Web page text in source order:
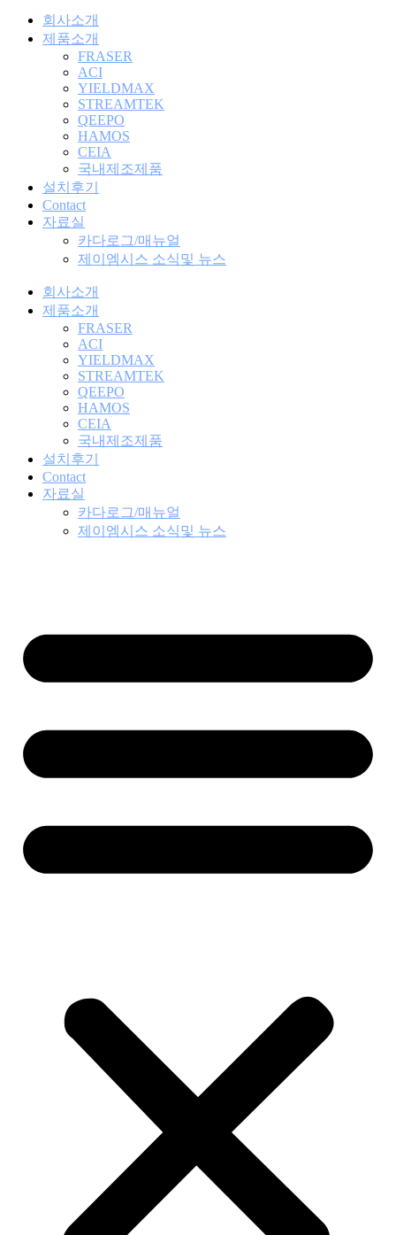
회사소개
제품소개
FRASER
ACI
YIELDMAX
STREAMTEK
QEEPO
HAMOS
CEIA
국내제조제품
설치후기
Contact
자료실
카다로그/매뉴얼
제이엠시스 소식및 뉴스
회사소개
제품소개
FRASER
ACI
YIELDMAX
STREAMTEK
QEEPO
HAMOS
CEIA
국내제조제품
설치후기
Contact
자료실
카다로그/매뉴얼
제이엠시스 소식및 뉴스